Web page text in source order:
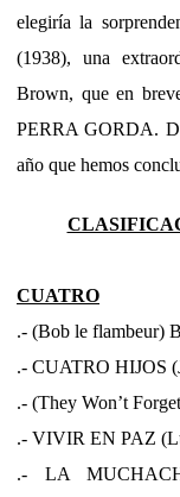
elegiría la
(1938), una
Brown, que en
PERRA GORDA.
año que hemos
CUATRO
.- (Bob le flambeur)
.- CUATRO HIJOS
.- (They Won’t
.- VIVIR EN PAZ
.- LA